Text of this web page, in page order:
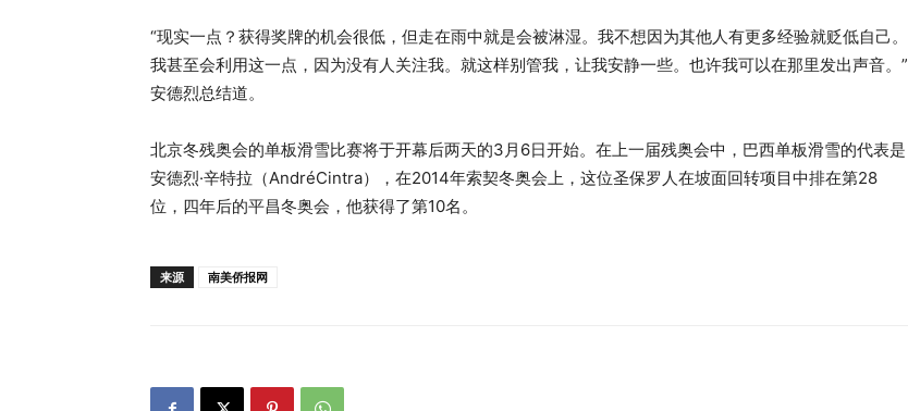
“现实一点？获得奖牌的机会很低，但走在雨中就是会被淋湿。我不想因为其他人有更多经验就贬低自己。
我甚至会利用这一点，因为没有人关注我。就这样别管我，让我安静一些。也许我可以在那里发出声音。”
安德烈总结道。
北京冬残奥会的单板滑雪比赛将于开幕后两天的3月6日开始。在上一届残奥会中，巴西单板滑雪的代表是
安德烈·辛特拉（AndréCintra），在2014年索契冬奥会上，这位圣保罗人在坡面回转项目中排在第28
位，四年后的平昌冬奥会，他获得了第10名。
来源 南美侨报网